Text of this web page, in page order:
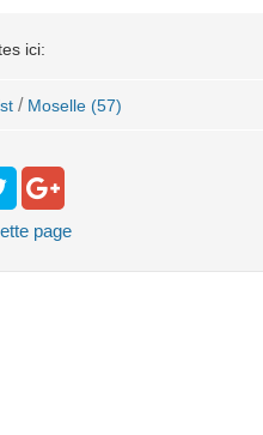
ici:
/ Moselle (57)
page